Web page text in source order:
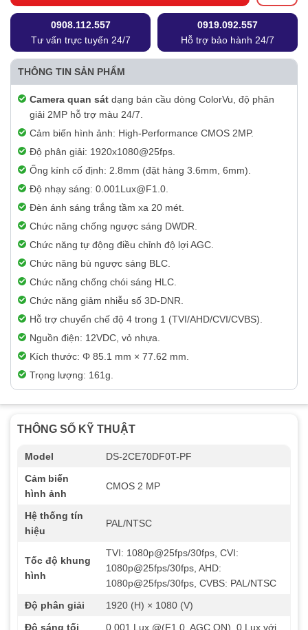
0908.112.557
Tư vấn trực tuyến 24/7
0919.092.557
Hỗ trợ bảo hành 24/7
THÔNG TIN SẢN PHẨM
Camera quan sát dạng bán cầu dòng ColorVu, độ phân
giải 2MP hỗ trợ màu 24/7.
Cảm biến hình ảnh: High-Performance CMOS 2MP.
Độ phân giải: 1920x1080@25fps.
Ống kính cố định: 2.8mm (đặt hàng 3.6mm, 6mm).
Độ nhạy sáng: 0.001Lux@F1.0.
Đèn ánh sáng trắng tầm xa 20 mét.
Chức năng chống ngược sáng DWDR.
Chức năng tự động điều chỉnh độ lợi AGC.
Chức năng bù ngược sáng BLC.
Chức năng chống chói sáng HLC.
Chức năng giảm nhiễu số 3D-DNR.
Hỗ trợ chuyển chế độ 4 trong 1 (TVI/AHD/CVI/CVBS).
Nguồn điện: 12VDC, vỏ nhựa.
Kích thước: Φ 85.1 mm × 77.62 mm.
Trọng lượng: 161g.
THÔNG SỐ KỸ THUẬT
Model
DS-2CE70DF0T-PF
Cảm biến
hình ảnh
CMOS 2 MP
Hệ thống tín
hiệu
PAL/NTSC
Tốc độ khung
hình
TVI: 1080p@25fps/30fps, CVI:
1080p@25fps/30fps, AHD:
1080p@25fps/30fps, CVBS: PAL/NTSC
Độ phân giải
1920 (H) × 1080 (V)
Độ sáng tối
0.001 Lux @(F1.0, AGC ON), 0 Lux với